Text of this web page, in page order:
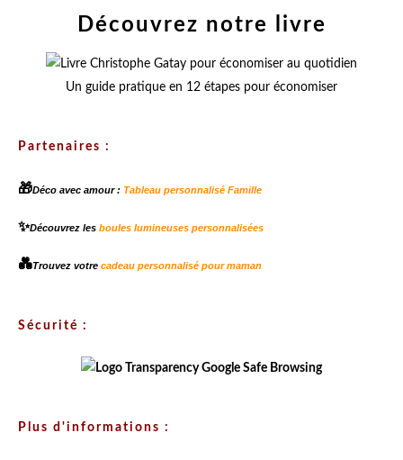
Découvrez notre livre
Un guide pratique en 12 étapes pour économiser
Partenaires :
🎁Déco avec amour : Tableau personnalisé Famille
✨Découvrez les boules lumineuses personnalisées
💑Trouvez votre cadeau personnalisé pour maman
Sécurité :
Plus d'informations :